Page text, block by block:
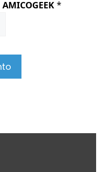
AMICOGEEK *